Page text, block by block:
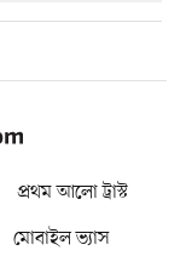
প্রথম আলো ট্রাস্ট
মোবাইল ভ্যাস